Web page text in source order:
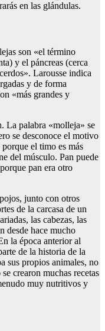
en las glándulas.
son «el término
y el páncreas (cerca
Larousse indica
y de forma
«más grandes y
La palabra «molleja» se
se desconoce el motivo
el timo es más
del músculo. Pan puede
pan era otro
junto con otros
de la carcasa de un
las cabezas, las
desde hace mucho
la época anterior al
de la historia de la
sus propios animales, no
crearon muchas recetas
muy nutritivos y